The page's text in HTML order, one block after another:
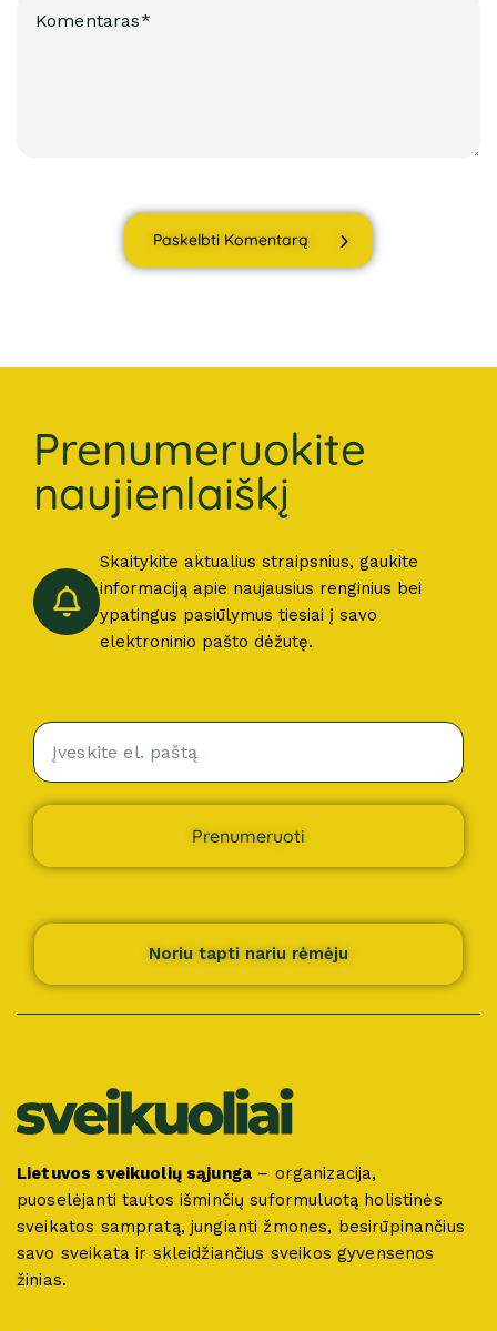
Paskelbti Komentarą
Prenumeruokite
naujienlaiškį
Skaitykite aktualius straipsnius, gaukite
informaciją apie naujausius renginius bei
ypatingus pasiūlymus tiesiai į savo
elektroninio pašto dėžutę.
Prenumeruoti
Noriu tapti nariu rėmėju
Lietuvos sveikuolių sąjunga – organizacija,
puoselėjanti tautos išminčių suformuluotą holistinės
sveikatos sampratą, jungianti žmones, besirūpinančius
savo sveikata ir skleidžiančius sveikos gyvensenos
žinias.